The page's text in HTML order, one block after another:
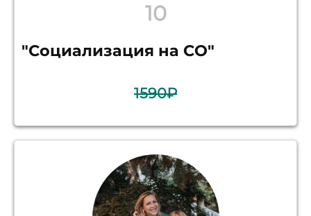
10
"Социализация на СО"
1590₽